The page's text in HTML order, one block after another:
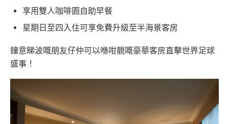
享用雙人咖啡園自助早餐
星期日至四入住可享免費升級至半海景客房
鐘意睇波嘅朋友仔仲可以喺咁靚嘅豪華客房直擊世界足球
盛事！